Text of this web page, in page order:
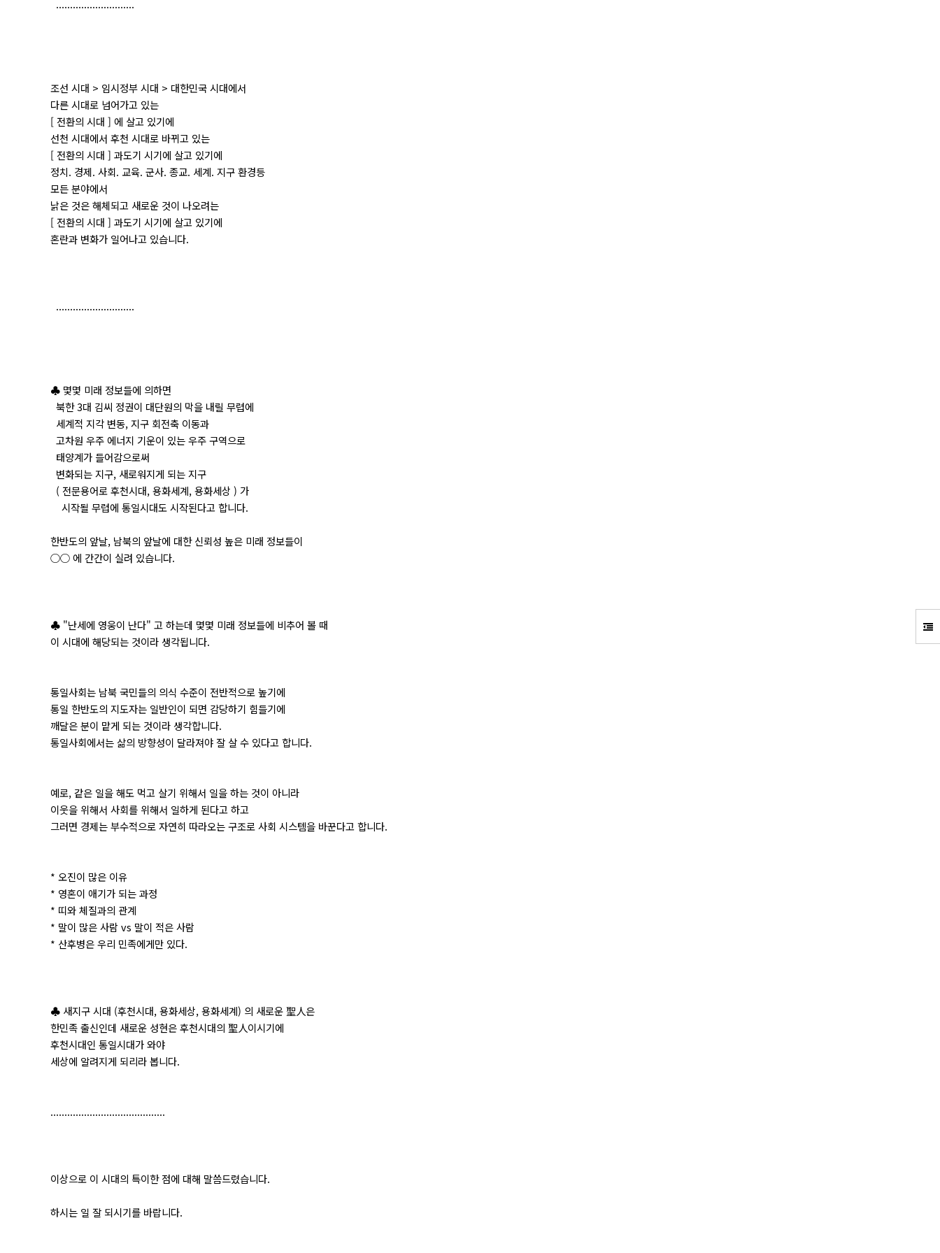
............................
조선 시대 > 임시정부 시대 > 대한민국 시대에서
다른 시대로 넘어가고 있는
[ 전환의 시대 ] 에 살고 있기에
선천 시대에서 후천 시대로 바뀌고 있는
[ 전환의 시대 ] 과도기 시기에 살고 있기에
정치. 경제. 사회. 교육. 군사. 종교. 세계. 지구 환경등
모든 분야에서
낡은 것은 해체되고 새로운 것이 나오려는
[ 전환의 시대 ] 과도기 시기에 살고 있기에
혼란과 변화가 일어나고 있습니다.
............................
♣ 몇몇 미래 정보들에 의하면
북한 3대 김씨 정권이 대단원의 막을 내릴 무렵에
세계적 지각 변동, 지구 회전축 이동과
고차원 우주 에너지 기운이 있는 우주 구역으로
태양계가 들어감으로써
변화되는 지구, 새로워지게 되는 지구
( 전문용어로 후천시대, 용화세계, 용화세상 ) 가
시작될 무렵에 통일시대도 시작된다고 합니다.
한반도의 앞날, 남북의 앞날에 대한 신뢰성 높은 미래 정보들이
○○ 에 간간이 실려 있습니다.
♣ "난세에 영웅이 난다" 고 하는데 몇몇 미래 정보들에 비추어 볼 때
이 시대에 해당되는 것이라 생각됩니다.
통일사회는 남북 국민들의 의식 수준이 전반적으로 높기에
통일 한반도의 지도자는 일반인이 되면 감당하기 힘들기에
깨달은 분이 맡게 되는 것이라 생각합니다.
통일사회에서는 삶의 방향성이 달라져야 잘 살 수 있다고 합니다.
예로, 같은 일을 해도 먹고 살기 위해서 일을 하는 것이 아니라
이웃을 위해서 사회를 위해서 일하게 된다고 하고
그러면 경제는 부수적으로 자연히 따라오는 구조로 사회 시스템을 바꾼다고 합니다.
* 오진이 많은 이유
* 영혼이 애기가 되는 과정
* 띠와 체질과의 관계
* 말이 많은 사람 vs 말이 적은 사람
* 산후병은 우리 민족에게만 있다.
♣ 새지구 시대 (후천시대, 용화세상, 용화세계) 의 새로운 聖人은
한민족 출신인데 새로운 성현은 후천시대의 聖人이시기에
후천시대인 통일시대가 와야
세상에 알려지게 되리라 봅니다.
.........................................
이상으로 이 시대의 특이한 점에 대해 말씀드렸습니다.
하시는 일 잘 되시기를 바랍니다.